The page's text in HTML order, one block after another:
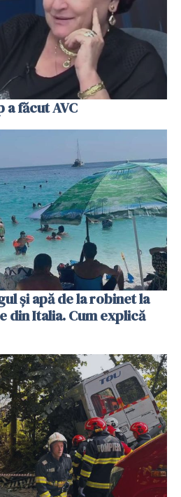
a făcut AVC
și apă de la robinet la
din Italia. Cum explică